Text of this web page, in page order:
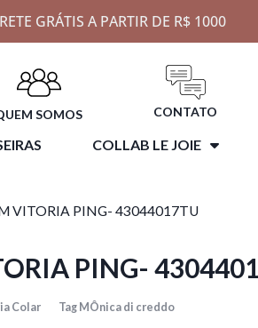
GRÁTIS A PARTIR DE R$ 1000
SOMOS CONTATO
COLLAB LE JOIE
VITORIA PING- 43044017TU
PING-
Colar Tag MÔnica di creddo